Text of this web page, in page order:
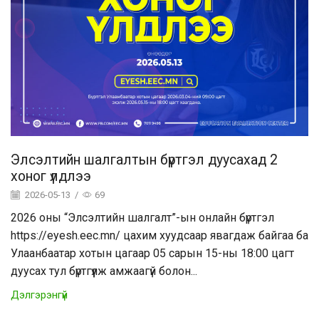
Элсэлтийн шалгалтын бүртгэл дуусахад 2
хоног үлдлээ
2026-05-13 / 69
2026 оны “Элсэлтийн шалгалт”-ын онлайн бүртгэл
https://eyesh.eec.mn/ цахим хуудсаар явагдаж байгаа ба
Улаанбаатар хотын цагаар 05 сарын 15-ны 18:00 цагт
дуусах тул бүртгүүлж амжаагүй болон...
Дэлгэрэнгүй